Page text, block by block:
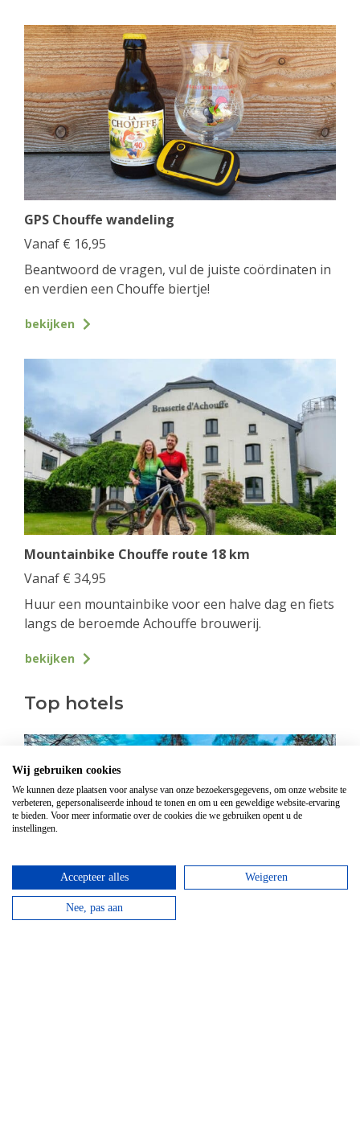
GPS Chouffe wandeling
Vanaf € 16,95
Beantwoord de vragen, vul de juiste coördinaten in
en verdien een Chouffe biertje!
bekijken
Mountainbike Chouffe route 18 km
Vanaf € 34,95
Huur een mountainbike voor een halve dag en fiets
langs de beroemde Achouffe brouwerij.
bekijken
Top hotels
Wij gebruiken cookies
We kunnen deze plaatsen voor analyse van onze bezoekersgegevens, om onze website te
verbeteren, gepersonaliseerde inhoud te tonen en om u een geweldige website-ervaring
te bieden. Voor meer informatie over de cookies die we gebruiken opent u de
instellingen.
Accepteer alles Weigeren
Nee, pas aan